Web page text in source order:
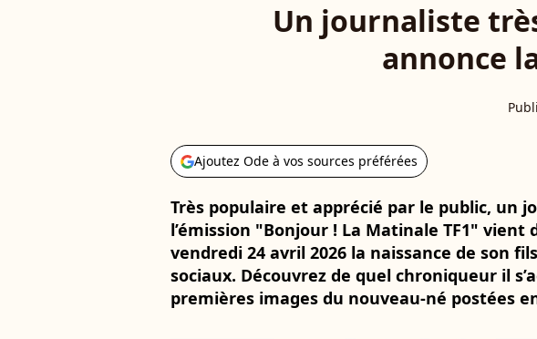
Un journaliste
annonce
Ajoutez Ode à vos sources préférées
Très populaire et apprécié par le public, un
l’émission "Bonjour ! La Matinale TF1" vient
vendredi 24 avril 2026 la naissance de son
sociaux. Découvrez de quel chroniqueur il
premières images du nouveau-né postées